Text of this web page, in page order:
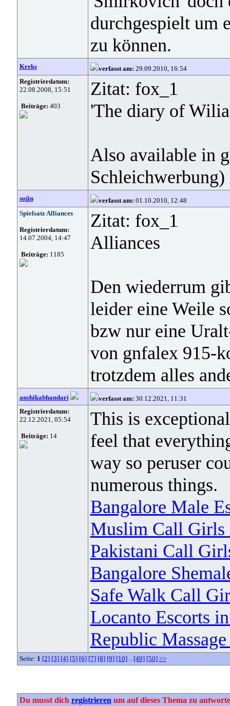
durchgespielt um
zu können.
Kreks verfasst am: 29.09.2010, 16:54
Registrierdatum:
22.08.2008, 15:51
Beiträge: 403
Zitat: fox_1
'The diary of
Also available in
Schleichwerbung)
sujin verfasst am: 01.10.2010, 12:48
Spielsatz Alliances
Registrierdatum:
14.07.2004, 14:47
Beiträge: 1185
Zitat: fox_1
Alliances
Den wiederrum
leider eine Weile
bzw nur eine
von gnfalex 915-
trotzdem alles
anshikabhandari verfasst am: 30.12.2021, 11:31
Registrierdatum:
22.12.2021, 05:54
Beiträge: 14
This is
feel that
way so peruser
numerous things.
Bangalore Male
Muslim Call Girls
Pakistani Call
Bangalore
Safe Walk Call
Locanto Escorts
Republic
Seite: 1 [2] [3] [4] [5] [6] [7] [8] [9] [10].. [49] [50] >>
Du musst dich registrieren um auf dieses Thema zu